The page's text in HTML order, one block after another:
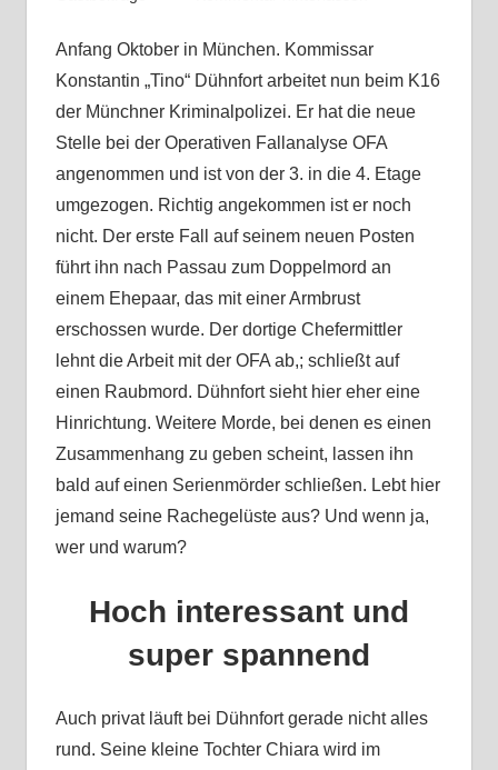
Anfang Oktober in München. Kommissar
Konstantin „Tino“ Dühnfort arbeitet nun beim K16
der Münchner Kriminalpolizei. Er hat die neue
Stelle bei der Operativen Fallanalyse OFA
angenommen und ist von der 3. in die 4. Etage
umgezogen. Richtig angekommen ist er noch
nicht. Der erste Fall auf seinem neuen Posten
führt ihn nach Passau zum Doppelmord an
einem Ehepaar, das mit einer Armbrust
erschossen wurde. Der dortige Chefermittler
lehnt die Arbeit mit der OFA ab,; schließt auf
einen Raubmord. Dühnfort sieht hier eher eine
Hinrichtung. Weitere Morde, bei denen es einen
Zusammenhang zu geben scheint, lassen ihn
bald auf einen Serienmörder schließen. Lebt hier
jemand seine Rachegelüste aus? Und wenn ja,
wer und warum?
Hoch interessant und
super spannend
Auch privat läuft bei Dühnfort gerade nicht alles
rund. Seine kleine Tochter Chiara wird im